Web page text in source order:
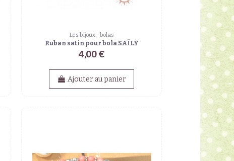
Les bijoux - bolas
Ruban satin pour bola SAÏLY
4,00 €
Ajouter au panier